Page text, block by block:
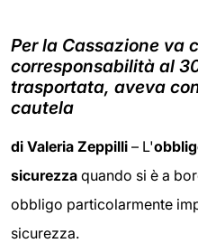
Per la Cassazione va
corresponsabilità al
trasportata, aveva
cautela
di Valeria Zeppilli – L'
sicurezza quando si è a
obbligo particolarmente
sicurezza.